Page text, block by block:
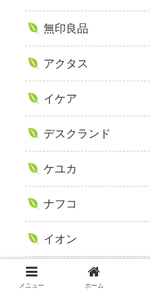
無印良品
アクタス
イケア
デスクランド
ケユカ
ナフコ
イオン
ベルメゾン
メニュー ホーム